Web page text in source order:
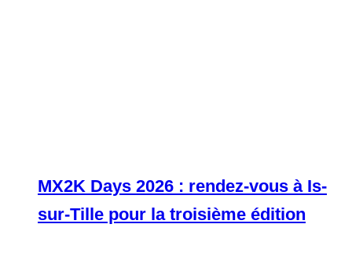
MX2K Days 2026 : rendez-vous à Is-
sur-Tille pour la troisième édition